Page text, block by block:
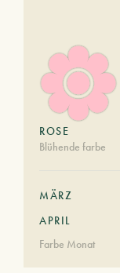
ROSE
Blühende farbe
MÄRZ
APRIL
Farbe Monat